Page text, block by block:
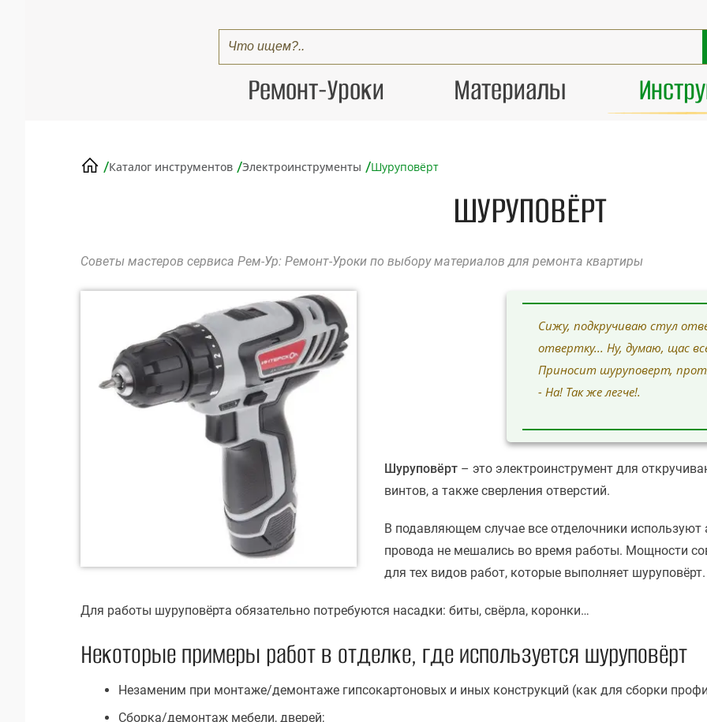
Ремонт-Уроки Материалы
/Каталог инструментов /Электроинструменты /Шуруповёрт
ШУРУПОВЁРТ
Советы мастеров сервиса Рем-Ур: Ремонт-Уроки по выбору материалов для ремонта квартиры
Сижу, подкручиваю стул
отвертку... Ну, думаю, щас
Приносит шуруповерт,
- На! Так же легче!.
Шуруповёрт – это электроинструмент для
винтов, а также сверления отверстий.
В подавляющем случае все отделочники
провода не мешались во время работы. Мощности
для тех видов работ, которые выполняет шуруповёрт.
Для работы шуруповёрта обязательно потребуются насадки: биты, свёрла, коронки…
Некоторые примеры работ в отделке, где используется шуруповёрт
Незаменим при монтаже/демонтаже гипсокартоновых и иных конструкций (как для сборки
Сборка/демонтаж мебели, дверей;